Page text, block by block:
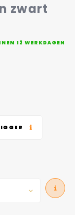
zwart
12 WERKDAGEN